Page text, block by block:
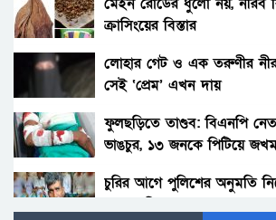
ক্রাসিংয়ের বিস্তার
লোহার গেট ও এক তরুণীর
সেই ‘প্রেম’ এখন দায়
ফুলছড়িতে তাণ্ডব: বিএনপি
ভাঙচুর, ১৩ জনকে পিটিয়ে
চুরির আগে পুলিশের অনুমতি